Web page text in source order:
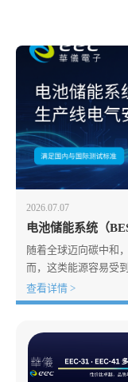
2026.07.07
电池储能系统（
随着全球迈向碳中和
而，这类能源容易受
查看详情 >